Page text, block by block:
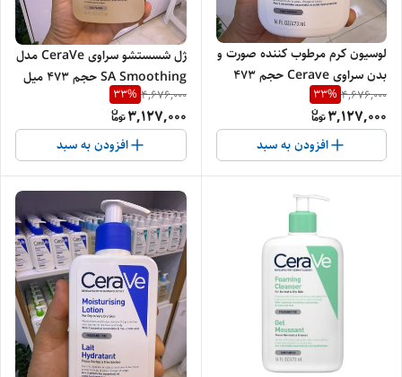
لوسیون کرم مرطوب کننده صورت و
بدن سراوی Cerave حجم 473
میل اصل
4,676,000
33%
3,127,000
افزودن به سبد
ژل شسستشو سراوی CeraVe مدل
SA Smoothing حجم 473 میل
اصل | صاف و نرم کننده پوست زبر
و خشک
4,676,000
33%
3,127,000
افزودن به سبد